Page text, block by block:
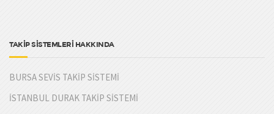
TAKİP SİSTEMLERİ HAKKINDA
BURSA SEVİS TAKİP SİSTEMİ
İSTANBUL DURAK TAKİP SİSTEMİ